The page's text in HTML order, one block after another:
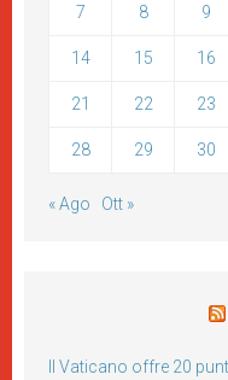
7 8 9
14 15 16
21 22 23
28 29 30
« Ago Ott »
Il Vaticano offre 20